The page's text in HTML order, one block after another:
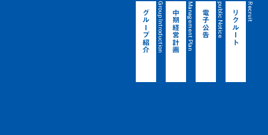
Group Introduction
グループ紹介 Management Plan
中期経営計画 public Notice
電子公告 Recruit
リクルート